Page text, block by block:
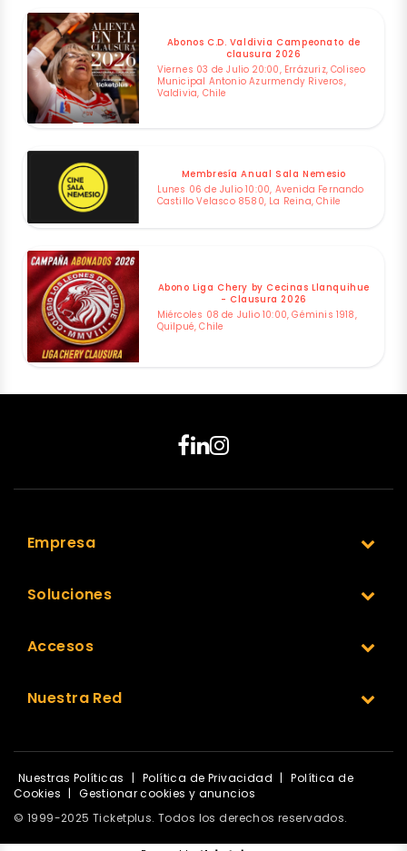
Abonos C.D. Valdivia Campeonato de
clausura 2026
Viernes 03 de Julio 20:00, Errázuriz, Coliseo
Municipal Antonio Azurmendy Riveros,
Valdivia, Chile
Membresía Anual Sala Nemesio
Lunes 06 de Julio 10:00, Avenida Fernando
Castillo Velasco 8580, La Reina, Chile
Abono Liga Chery by Cecinas Llanquihue
- Clausura 2026
Miércoles 08 de Julio 10:00, Géminis 1918,
Quilpué, Chile
Empresa
Soluciones
Accesos
Nuestra Red
Nuestras Políticas | Política de Privacidad |
Política de
Cookies |
Gestionar cookies y anuncios
© 1999-2025 Ticketplus. Todos los derechos reservados.